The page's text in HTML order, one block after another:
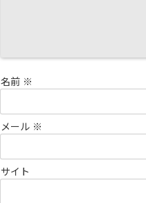
名前 ※
メール ※
サイト